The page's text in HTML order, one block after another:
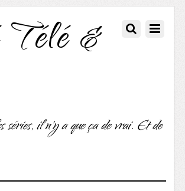
&
séries, il n'y a que ça de vrai. Et de